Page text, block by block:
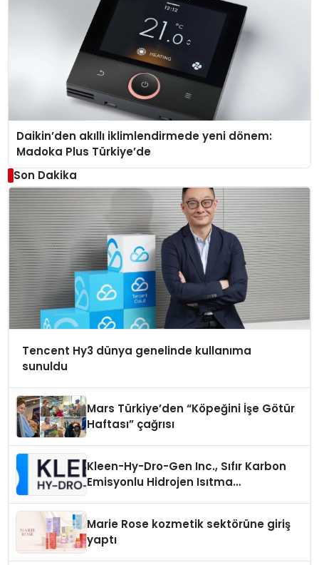
Daikin’den akıllı iklimlendirmede yeni dönem:
Madoka Plus Türkiye’de
Son Dakika
Tencent Hy3 dünya genelinde kullanıma
sunuldu
Mars Türkiye’den “Köpeğini İşe Götür
Haftası” çağrısı
Kleen-Hy-Dro-Gen Inc., Sıfır Karbon
Emisyonlu Hidrojen Isıtma
Marie Rose kozmetik sektörüne giriş
yaptı